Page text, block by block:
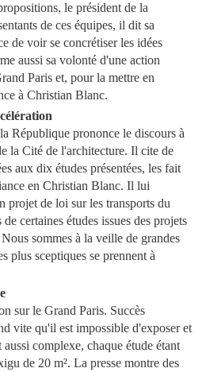
le président de la
de ces équipes, il dit sa
de voir se concrétiser les idées
aussi sa volonté d'une action
Paris et, pour la mettre en
à Christian Blanc.
République prononce le discours à
la Cité de l'architecture. Il cite de
aux dix études présentées, les fait
en Christian Blanc. Il lui
projet de loi sur les transports du
certaines études issues des projets
sommes à la veille de grandes
plus sceptiques se prennent à
sur le Grand Paris. Succès
vite qu'il est impossible d'exposer et
complexe, chaque étude étant
de 20 m². La presse montre des